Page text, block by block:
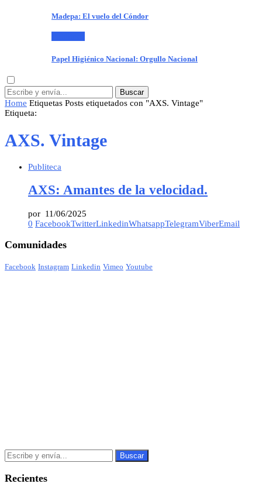
Madepa: El vuelo del Cóndor
Papel Higiénico Nacional: Orgullo Nacional
Buscar
Home Etiquetas Posts etiquetados con "AXS. Vintage"
Etiqueta:
AXS. Vintage
Publiteca
AXS: Amantes de la velocidad.
por 11/06/2025
0 FacebookTwitterLinkedinWhatsappTelegramViberEmail
Comunidades
Facebook Instagram Linkedin Vimeo Youtube
Recientes